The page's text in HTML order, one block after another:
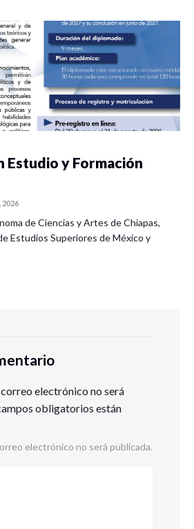
Estudio y Formación
2026
de Ciencias y Artes de Chiapas,
Estudios Superiores de México y
electrónico no será
obligatorios están
electrónico no será publicada.